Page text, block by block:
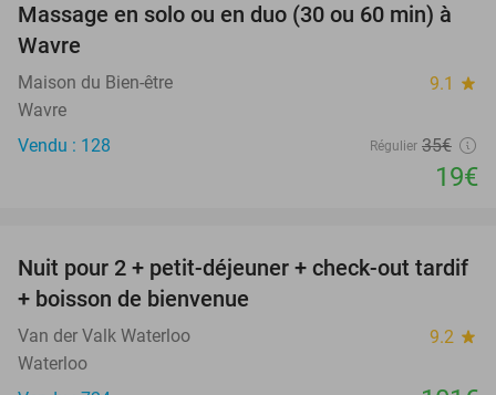
46%
Massage en solo ou en duo (30 ou 60 min) à
Wavre
Maison du Bien-être 9.1 star
Wavre
Vendu : 128
Régulier 35€
19€
Nuit pour 2 + petit-déjeuner + check-out tardif
+ boisson de bienvenue
Van der Valk Waterloo 9.2 star
Waterloo